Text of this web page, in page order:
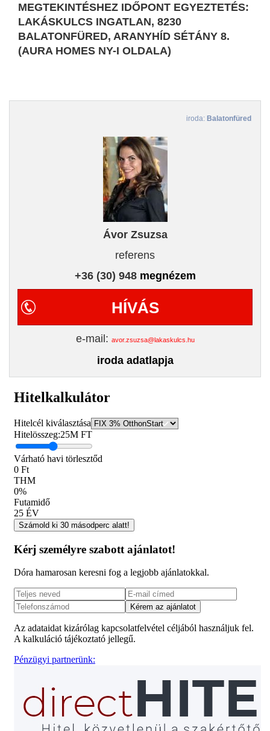
MEGTEKINTÉSHEZ IDŐPONT EGYEZTETÉS:
LAKÁSKULCS INGATLAN, 8230
BALATONFÜRED, ARANYHÍD SÉTÁNY 8.
(AURA HOMES NY-I OLDALA)
iroda: Balatonfüred
Ávor Zsuzsa
referens
+36 (30) 948 megnézem
HÍVÁS
e-mail: avor.zsuzsa@lakaskulcs.hu
iroda adatlapja